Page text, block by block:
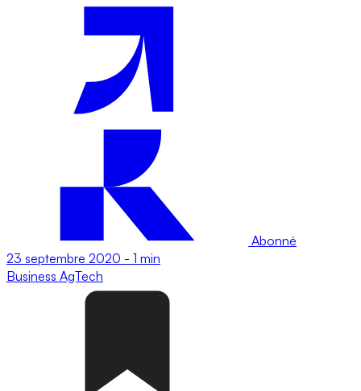
Abonné
23 septembre 2020 - 1 min
Business AgTech